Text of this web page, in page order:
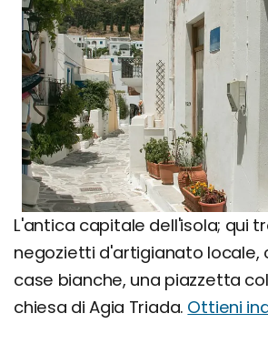
L'antica capitale dell'isola; qui
negozietti d'artigianato
case bianche, una piazzetta
chiesa di Agia Triada. Ottieni